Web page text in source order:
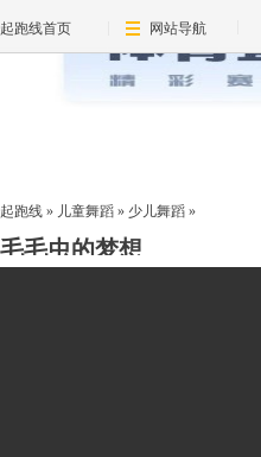
起跑线首页 网站导航
起跑线 » 儿童舞蹈 » 少儿舞蹈 »
毛毛虫的梦想